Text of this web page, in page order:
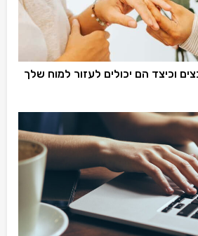
וכיצד הם יכולים לעזור למוח שלך